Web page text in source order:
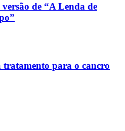
de “A Lenda de
para o cancro